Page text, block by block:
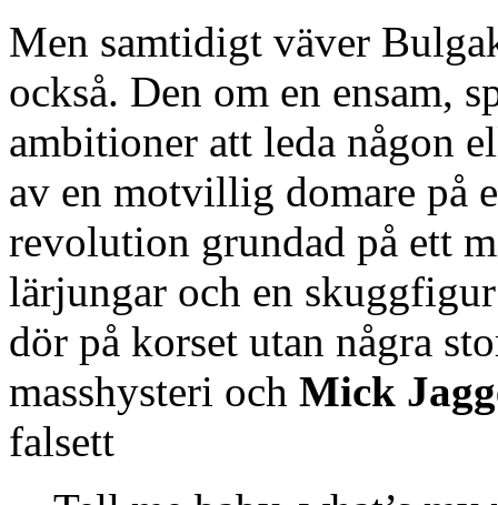
Men samtidigt väver
också. Den om en ensam,
ambitioner att leda någon
av en motvillig domare på
revolution grundad på ett
lärjungar och en
dör på korset utan några
masshysteri och Mick
falsett